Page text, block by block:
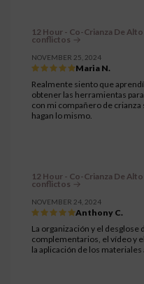
12 Hour - Co-Crianza De
conflictos
NOVEMBER 25, 2024
Maria N.
Realmente siento que
obtener las herramientas
con mi compañero de
hagan lo mismo.
12 Hour - Co-Crianza De
conflictos
NOVEMBER 24, 2024
Anthony C.
La organización y el
complementarios, el vídeo y
la aplicación de los